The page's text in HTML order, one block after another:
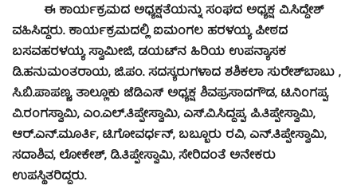
ಈ ಕಾರ್ಯಕ್ರಮದ ಅಧ್ಯಕ್ಷತೆಯನ್ನು ಸಂಘದ ಅಧ್ಯಕ್ಷ ವಿ.ಸಿದ್ದೇಶ್
ವಹಿಸಿದ್ದರು. ಕಾರ್ಯಕ್ರಮದಲ್ಲಿ ಐಮಂಗಲ ಹರಳಯ್ಯ ಪೀಠದ
ಬಸವಹರಳಯ್ಯ ಸ್ವಾಮೀಜಿ, ಡಯಟ್‍ನ ಹಿರಿಯ ಉಪನ್ಯಾಸಕ
ಡಿ.ಹನುಮಂತರಾಯ, ಜಿ.ಪಂ. ಸದಸ್ಯರುಗಳಾದ ಶಶಿಕಲಾ ಸುರೇಶ್‍ಬಾಬು ,
ಸಿ.ಬಿ.ಪಾಪಣ್ಣ, ತಾಲ್ಲೂಕು ಜೆಡಿಎಸ್ ಅಧ್ಯಕ್ಷ ಶಿವಪ್ರಸಾದಗೌಡ, ಟಿ.ನಿಂಗಪ್ಪ,
ವಿ.ರಂಗಸ್ವಾಮಿ, ಎಂ.ಎಲ್.ತಿಪ್ಪೇಸ್ವಾಮಿ, ಎಸ್.ವಿ.ಸಿದ್ದಪ್ಪ, ಪಿ.ತಿಪ್ಪೇಸ್ವಾಮಿ,
ಆರ್.ಎನ್.ಮೂರ್ತಿ, ಟಿ.ಗೋವರ್ಧನ್, ಬಬ್ಬೂರು ರವಿ, ಎನ್.ತಿಪ್ಪೇಸ್ವಾಮಿ,
ಸದಾಶಿವ, ಲೋಕೇಶ್, ಡಿ.ತಿಪ್ಪೇಸ್ವಾಮಿ, ಸೇರಿದಂತೆ ಅನೇಕರು
ಉಪಸ್ಥಿತರಿದ್ದರು.